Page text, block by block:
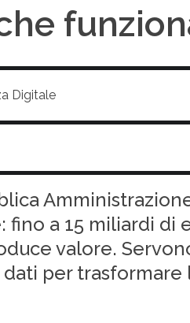
Digitale
fino a 15 miliardi di
valore.
per